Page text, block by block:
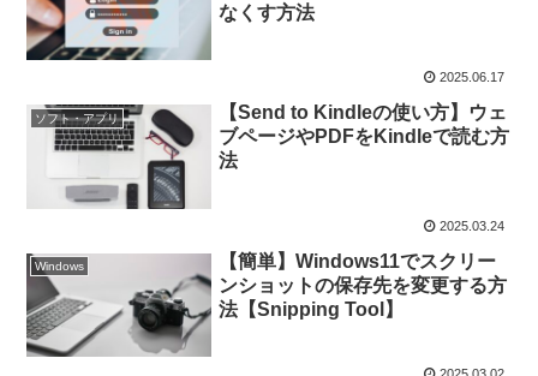
なくす方法
2025.06.17
ソフト・アプリ
【Send to Kindleの使い方】ウェ
ブページやPDFをKindleで読む方
法
2025.03.24
Windows
【簡単】Windows11でスクリー
ンショットの保存先を変更する方
法【Snipping Tool】